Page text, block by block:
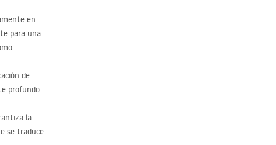
en
para una
de
profundo
la
se traduce